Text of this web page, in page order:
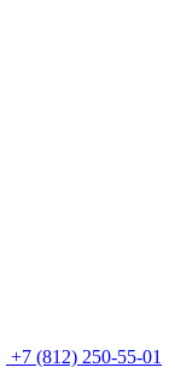
+7 (812) 250-55-01